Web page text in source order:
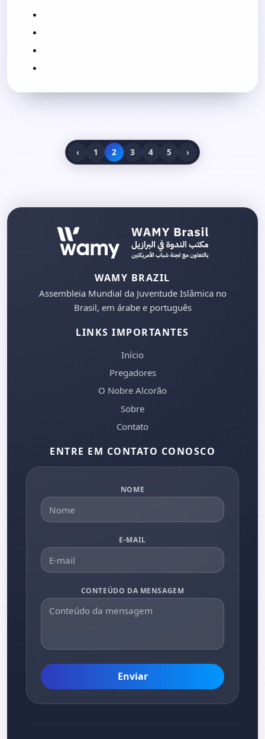
‹ 1 2 3 4 5 ›
WAMY BRAZIL
Assembleia Mundial da Juventude Islâmica no
Brasil, em árabe e português
LINKS IMPORTANTES
Início
Pregadores
O Nobre Alcorão
Sobre
Contato
ENTRE EM CONTATO CONOSCO
NOME
E-MAIL
CONTEÚDO DA MENSAGEM
Enviar